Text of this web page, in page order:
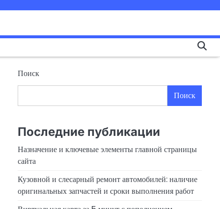
Поиск
Поиск
Последние публикации
Назначение и ключевые элементы главной страницы
сайта
Кузовной и слесарный ремонт автомобилей: наличие
оригинальных запчастей и сроки выполнения работ